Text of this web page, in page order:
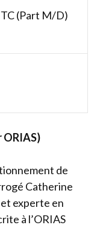
(Part M/D)
ORIAS)
de
Catherine
experte en
à l’ORIAS